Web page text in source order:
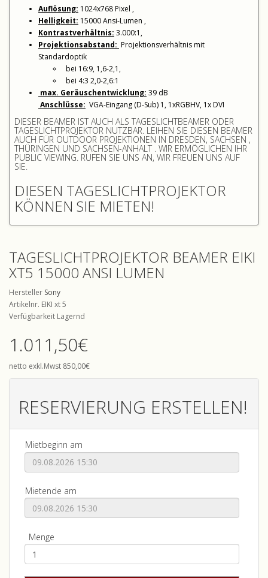
Auflösung: 1024x768 Pixel ,
Helligkeit: 15000 Ansi-Lumen ,
Kontrastverhältnis: 3.000:1,
Projektionsabstand: Projektionsverhältnis mit
Standardoptik
bei 16:9, 1,6-2,1,
bei 4:3 2,0-2,6:1
max. Geräuschentwicklung: 39 dB
Anschlüsse: VGA-Eingang (D-Sub) 1, 1xRGBHV, 1x DVI
DIESER BEAMER IST AUCH ALS TAGESLICHTBEAMER ODER
TAGESLICHTPROJEKTOR NUTZBAR. LEIHEN SIE DIESEN BEAMER
AUCH FÜR OUTDOOR PROJEKTIONEN IN DRESDEN, SACHSEN ,
THÜRINGEN UND SACHSEN-ANHALT . WIR ERMÖGLICHEN IHR
PUBLIC VIEWING. RUFEN SIE UNS AN, WIR FREUEN UNS AUF
SIE.
DIESEN TAGESLICHTPROJEKTOR
KÖNNEN SIE MIETEN!
TAGESLICHTPROJEKTOR BEAMER EIKI
XT5 15000 ANSI LUMEN
Hersteller Sony
Artikelnr. EIKI xt 5
Verfügbarkeit Lagernd
1.011,50€
netto exkl.Mwst 850,00€
RESERVIERUNG ERSTELLEN!
Mietbeginn am
Mietende am
Menge